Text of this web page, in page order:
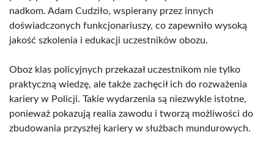
nadkom. Adam Cudziło, wspierany przez innych
doświadczonych funkcjonariuszy, co zapewniło wysoką
jakość szkolenia i edukacji uczestników obozu.
Oboz klas policyjnych przekazał uczestnikom nie tylko
praktyczną wiedzę, ale także zachęcił ich do rozważenia
kariery w Policji. Takie wydarzenia są niezwykle istotne,
ponieważ pokazują realia zawodu i tworzą możliwości do
zbudowania przyszłej kariery w służbach mundurowych.